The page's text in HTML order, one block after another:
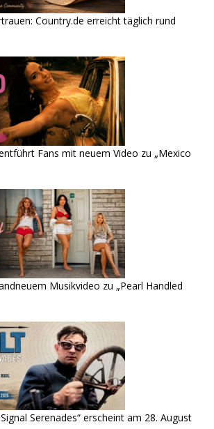
Country.de erreicht täglich rund
Fans mit neuem Video zu „Mexico
Musikvideo zu „Pearl Handled
Serenades“ erscheint am 28. August